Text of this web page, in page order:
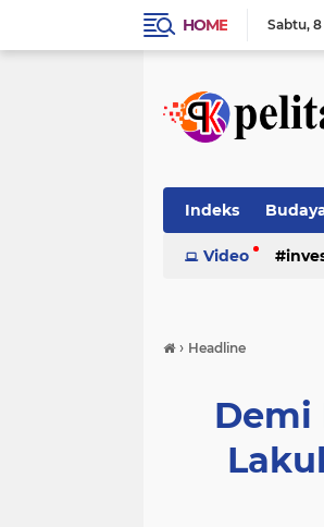
HOME Sabtu 8
Indeks
Pendidikan
Video
› Headline
Demi